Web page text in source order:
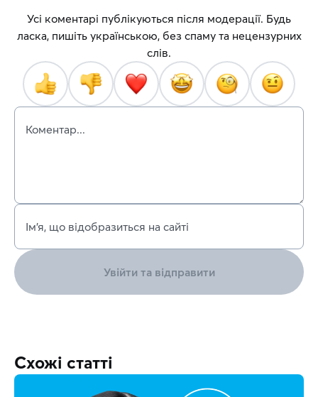
Усі коментарі публікуються після модерації. Будь
ласка, пишіть українською, без спаму та нецензурних
слів.
Коментар...
Ім’я, що відобразиться на сайті
Увійти та відправити
Схожі статті